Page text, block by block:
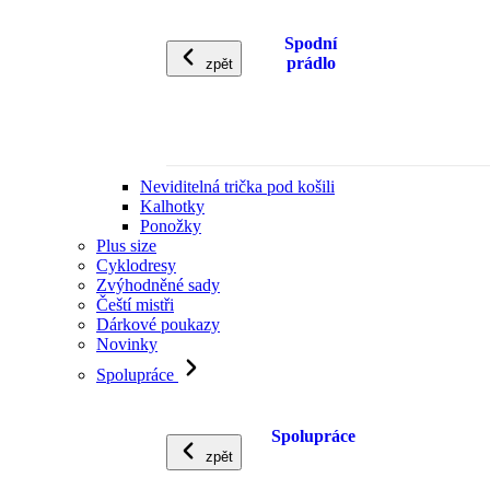
zpět
Spodní
prádlo
Neviditelná trička pod košili
Kalhotky
Ponožky
Plus size
Cyklodresy
Zvýhodněné sady
Čeští mistři
Dárkové poukazy
Novinky
Spolupráce
zpět
Spolupráce